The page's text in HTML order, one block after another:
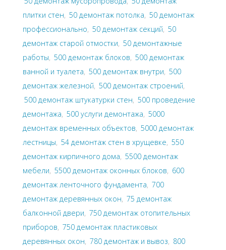
плитки стен, 50 демонтаж потолка, 50 демонтаж
профессионально, 50 демонтаж секций, 50
демонтаж старой отмостки, 50 демонтажные
работы, 500 демонтаж блоков, 500 демонтаж
ванной и туалета, 500 демонтаж внутри, 500
демонтаж железной, 500 демонтаж строений,
500 демонтаж штукатурки стен, 500 проведение
демонтажа, 500 услуги демонтажа, 5000
демонтаж временных объектов, 5000 демонтаж
лестницы, 54 демонтаж стен в хрущевке, 550
демонтаж кирпичного дома, 5500 демонтаж
мебели, 5500 демонтаж оконных блоков, 600
демонтаж ленточного фундамента, 700
демонтаж деревянных окон, 75 демонтаж
балконной двери, 750 демонтаж отопительных
приборов, 750 демонтаж пластиковых
деревянных окон, 780 демонтаж и вывоз, 800